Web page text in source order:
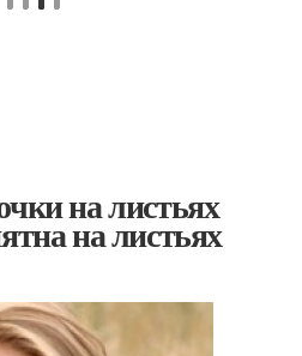
на листьях
на листьях